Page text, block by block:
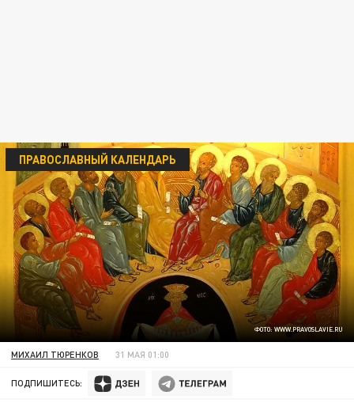
ФОТО: WWW.PRAVOSLAVIE.RU
ПРАВОСЛАВНЫЙ КАЛЕНДАРЬ
МИХАИЛ ТЮРЕНКОВ 31 МАЯ 01:00
ПОДПИШИТЕСЬ: